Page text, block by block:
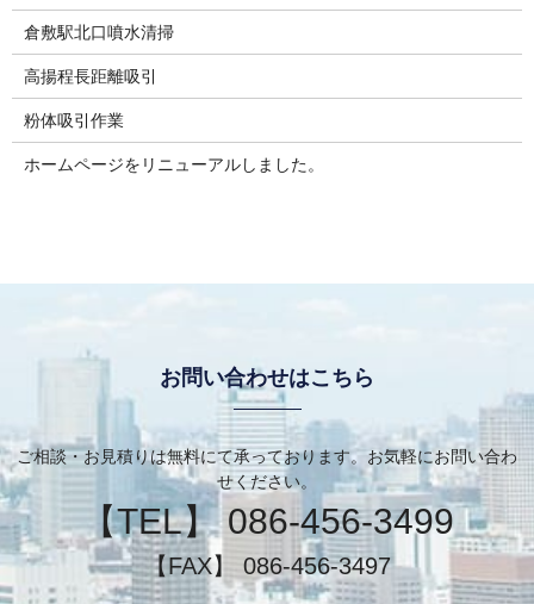
倉敷駅北口噴水清掃
高揚程長距離吸引
粉体吸引作業
ホームページをリニューアルしました。
お問い合わせはこちら
ご相談・お見積りは無料にて承っております。お気軽にお問い合わ
せください。
【TEL】 086-456-3499
【FAX】 086-456-3497